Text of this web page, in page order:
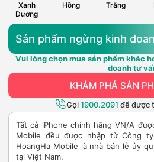
Xanh
Dương
Hồng Trắng
Sản phẩm ngừng kinh
Vui lòng chọn mua sản phẩm khác
doanh tư
KHÁM PHÁ SẢN
Gọi1900.2091 để được
Tất cả iPhone chính hãng VN/A
Mobile đều được nhập từ Công
HoangHa Mobile là nhà bán lẻ ủy
tại Việt Nam.